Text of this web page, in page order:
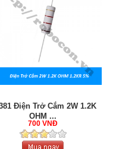
Điện Trở Cắm 2W 1.2K
OHM ...
700 VNĐ